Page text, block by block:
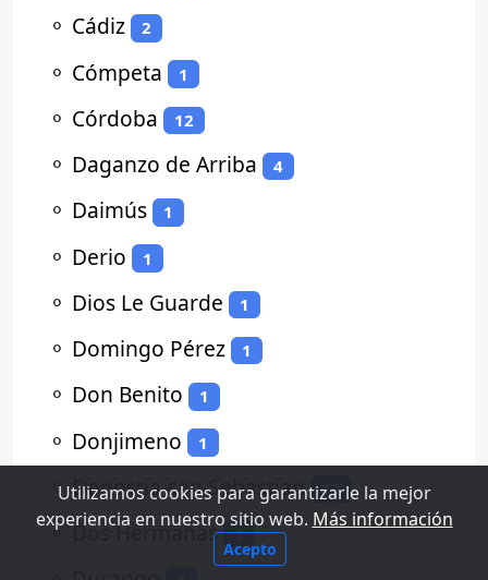
⚬ Cádiz 2
⚬ Cómpeta 1
⚬ Córdoba 12
⚬ Daganzo de Arriba 4
⚬ Daimús 1
⚬ Derio 1
⚬ Dios Le Guarde 1
⚬ Domingo Pérez 1
⚬ Don Benito 1
⚬ Donjimeno 1
⚬Donostia-san Sebastian 13
⚬Dos Hermanas 1
Utilizamos cookies para garantizarle la mejor
experiencia en nuestro sitio web. Más información
Acepto